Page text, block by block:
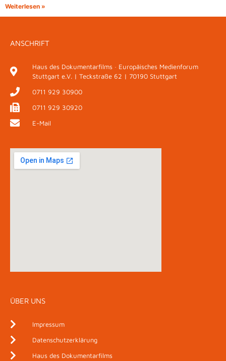
Weiterlesen »
ANSCHRIFT
Haus des Dokumentarfilms · Europäisches Medienforum
Stuttgart e.V. | Teckstraße 62 | 70190 Stuttgart
0711 929 30900
0711 929 30920
E-Mail
ÜBER UNS
Impressum
Datenschutzerklärung
Haus des Dokumentarfilms